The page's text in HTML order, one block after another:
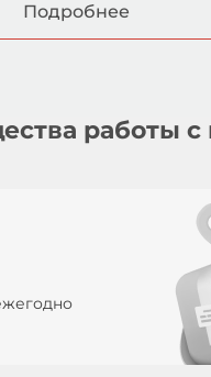
Подробнее
работы с